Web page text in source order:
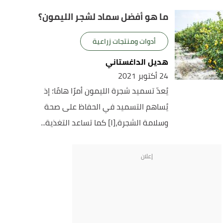
ما هو أفضل سماد لشجر الليمون؟
أدوات ومنتجات زراعية
هديل الداغستاني
24 أكتوبر 2021
يُعدّ تسميد شجرة الليمون أمرًا هامًا؛ إذ
يُساهم التسميد في الحفاظ على صحة
وسلامة الشجرة،[١] كما تساعد التغذية...